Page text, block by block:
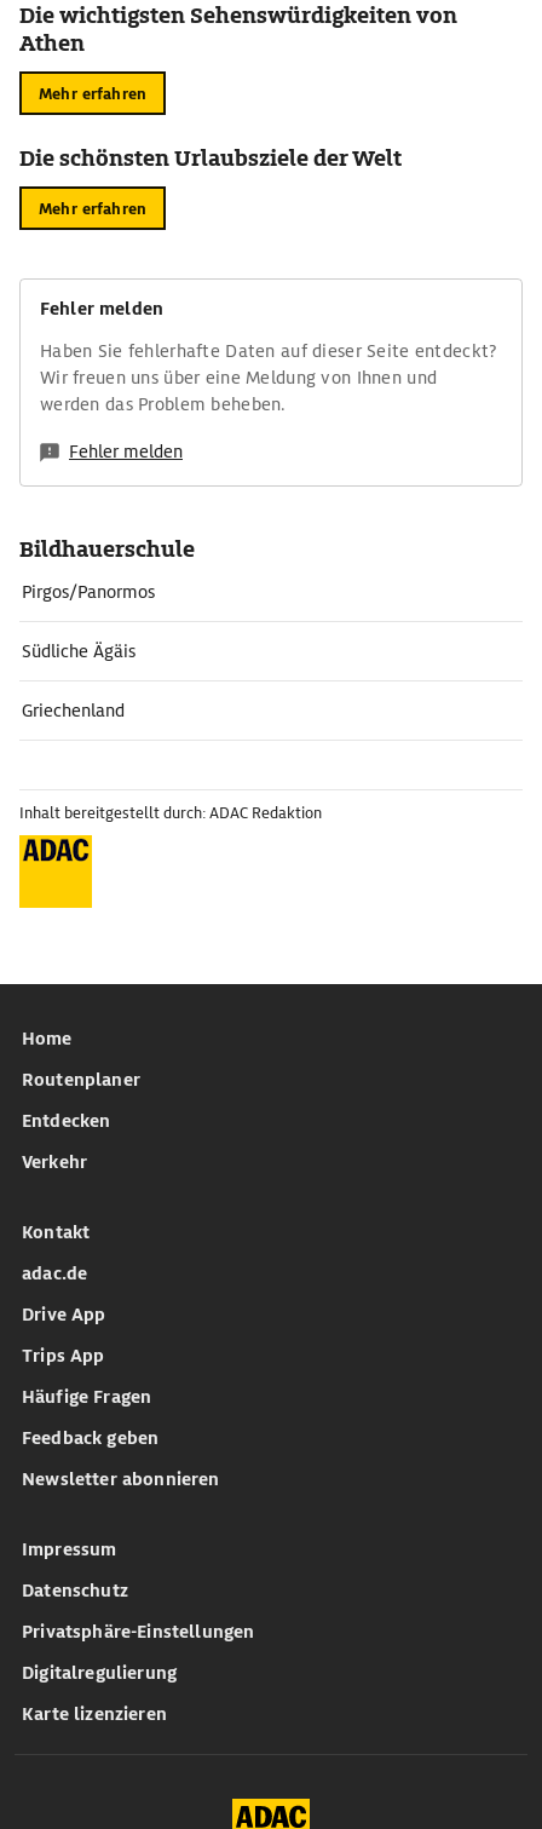
Die wichtigsten Sehenswürdigkeiten von
Athen
Mehr erfahren
Die schönsten Urlaubsziele der Welt
Mehr erfahren
Fehler melden
Haben Sie fehlerhafte Daten auf dieser Seite entdeckt?
Wir freuen uns über eine Meldung von Ihnen und
werden das Problem beheben.
Fehler melden
Bildhauerschule
Pirgos/Panormos
Südliche Ägäis
Griechenland
Inhalt bereitgestellt durch: ADAC Redaktion
Home
Routenplaner
Entdecken
Verkehr
Kontakt
adac.de
Drive App
Trips App
Häufige Fragen
Feedback geben
Newsletter abonnieren
Impressum
Datenschutz
Privatsphäre-Einstellungen
Digitalregulierung
Karte lizenzieren